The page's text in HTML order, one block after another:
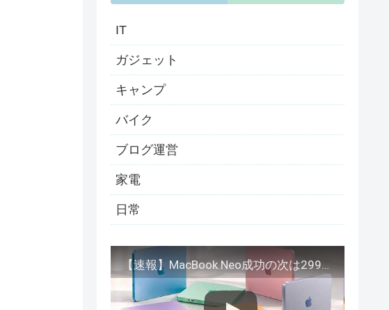
IT
ガジェット
キャンプ
バイク
ブログ運営
家電
日常
【速報】MacBook Neo成功の次は299ドルデスクトップMac Neoか